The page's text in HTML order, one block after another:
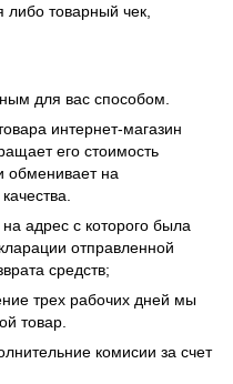
либо товарный чек,
для вас способом.
интернет-магазин
его стоимость
обменивает на
адрес с которого была
отправленной
средств;
трех рабочих дней мы
товар.
комисии за счет